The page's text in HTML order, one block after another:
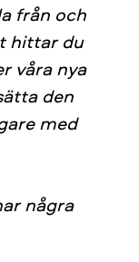
från och
hittar du
våra nya
den
med
några